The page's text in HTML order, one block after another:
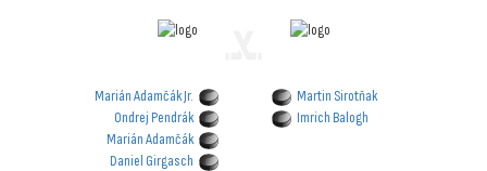
Marián Adamčák Jr.
Ondrej Pendrák
Marián Adamčák
Daniel Girgasch
Martin Sirotňak
Imrich Balogh